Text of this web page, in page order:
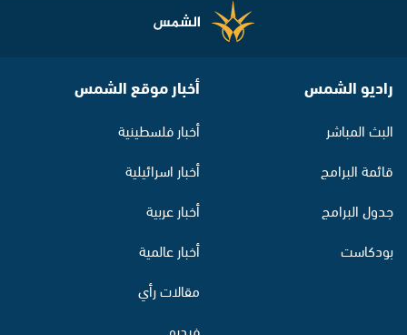
راديو الشمس
البث المباشر
قائمة البرامج
جدول البرامج
بودكاست
أخبار موقع الشمس
أخبار فلسطينية
أخبار اسرائيلية
أخبار عربية
أخبار عالمية
مقالات رأي